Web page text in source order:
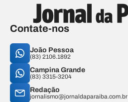
Contate-nos
João Pessoa
(83) 2106.1892
Campina Grande
(83) 3315-3204
Redação
jornalismo@jornaldaparaiba.com.br